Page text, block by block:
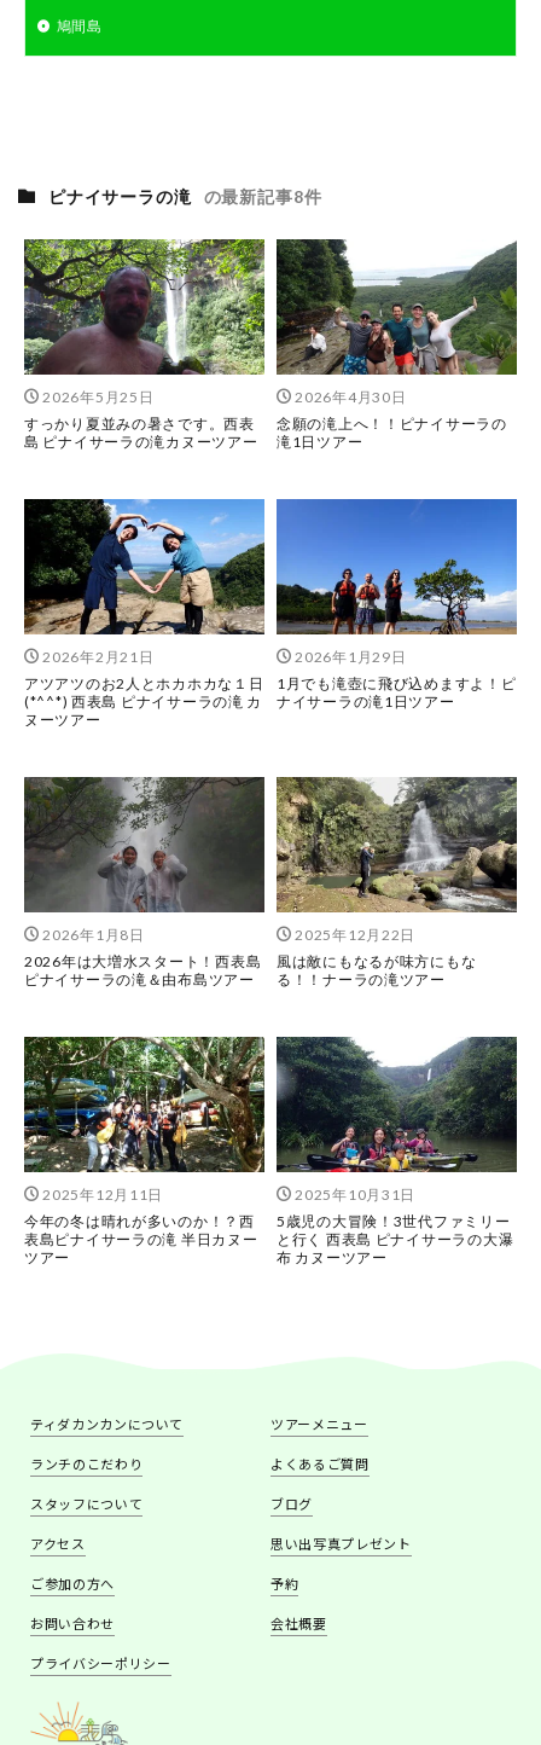
鳩間島
ピナイサーラの滝 の最新記事8件
2026年5月25日
すっかり夏並みの暑さです。西表
島 ピナイサーラの滝カヌーツアー
2026年4月30日
念願の滝上へ！！ピナイサーラの
滝1日ツアー
2026年2月21日
アツアツのお2人とホカホカな１日
(*^^*) 西表島 ピナイサーラの滝 カ
ヌーツアー
2026年1月29日
1月でも滝壺に飛び込めますよ！ピ
ナイサーラの滝1日ツアー
2026年1月8日
2026年は大増水スタート！西表島
ピナイサーラの滝＆由布島ツアー
2025年12月22日
風は敵にもなるが味方にもな
る！！ナーラの滝ツアー
2025年12月11日
今年の冬は晴れが多いのか！？西
表島ピナイサーラの滝 半日カヌー
ツアー
2025年10月31日
5歳児の大冒険！3世代ファミリー
と行く 西表島 ピナイサーラの大瀑
布 カヌーツアー
ティダカンカンについて ツアーメニュー
ランチのこだわり よくあるご質問
スタッフについて ブログ
アクセス 思い出写真プレゼント
ご参加の方へ 予約
お問い合わせ 会社概要
プライバシーポリシー